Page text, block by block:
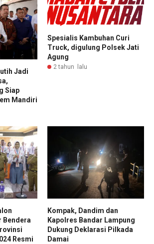
Jadi
Siap
Mandiri
Spesialis Kambuhan Curi
Truck, digulung Polsek Jati
Agung
2 tahun lalu
Bendera
Resmi
Kompak, Dandim dan
Kapolres Bandar Lampung
Dukung Deklarasi Pilkada
Damai